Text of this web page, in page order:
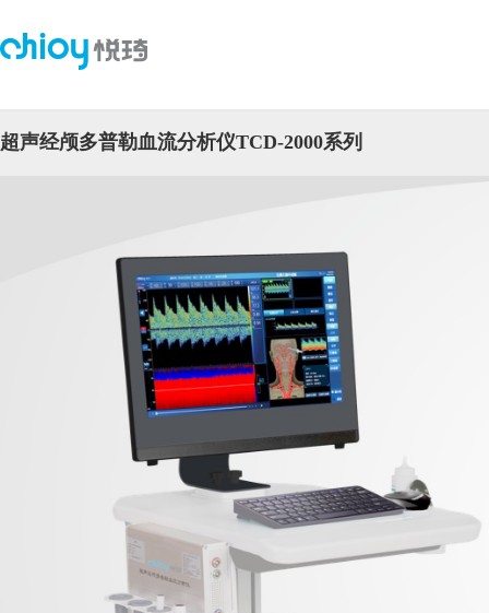
超声经颅多普勒血流分析仪TCD-2000系列